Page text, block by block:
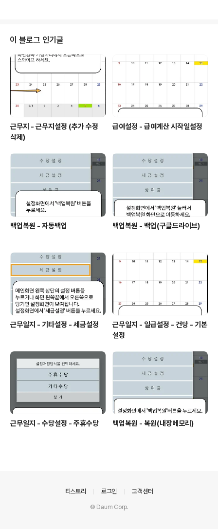
이 블로그 인기글
근무지 - 근무지설정 (추가 수정
삭제)
급여설정 - 급여계산 시작일설정
백업복원 - 자동백업 백업복원 - 백업(구글드라이브)
근무일지 - 기타설정 - 세금설정
근무일지 - 일급설정 - 건당 - 기본
설정
근무일지 - 수당설정 - 주휴수당 백업복원 - 복원(내장메모리)
티스토리 로그인 고객센터
© Daum Corp.